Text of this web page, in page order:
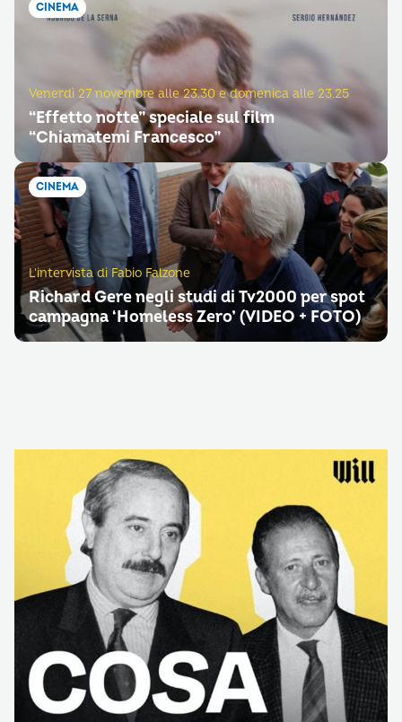
CINEMA
Venerdì 27 novembre alle 23.30 e domenica alle 23.25
“Effetto notte” speciale sul film
“Chiamatemi Francesco”
CINEMA
L'intervista di Fabio Falzone
Richard Gere negli studi di Tv2000 per spot
campagna ‘Homeless Zero’ (VIDEO + FOTO)